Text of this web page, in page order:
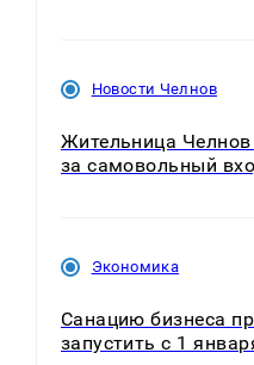
Новости Челнов
Жительница
за самовольный
Экономика
Санацию бизнеса
запустить с 1